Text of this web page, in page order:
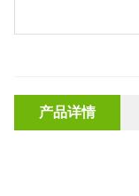
产品详情